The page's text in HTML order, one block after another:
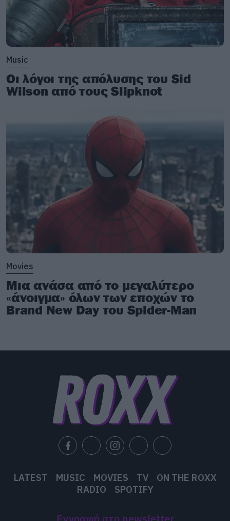
Music
Οι λόγοι της απόλυσης του Sid
Wilson από τους Slipknot
Movies
Μια ανάσα από το μεγαλύτερο
«άνοιγμα» όλων των εποχών το
Brand New Day του Spider-Man
LATEST MUSIC MOVIES TV
ON THE ROXX
RADIO
SPOTIFY